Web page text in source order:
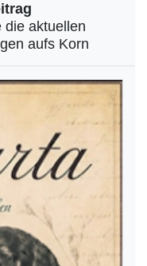
die aktuellen
aufs Korn